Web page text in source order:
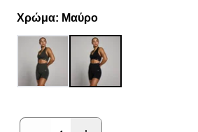
Χρώμα: Μαύρο